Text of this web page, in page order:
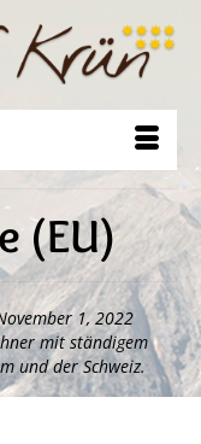
(EU)
1, 2022
mit ständigem
und der Schweiz.